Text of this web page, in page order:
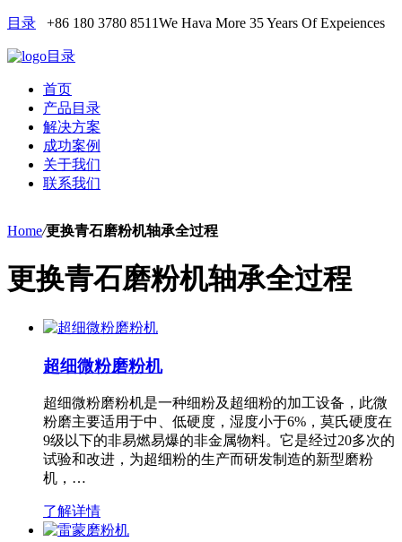
目录 +86 180 3780 8511We Hava More 35 Years Of Expeiences
目录
首页
产品目录
解决方案
成功案例
关于我们
联系我们
Home/更换青石磨粉机轴承全过程
更换青石磨粉机轴承全过程
超细微粉磨粉机
超细微粉磨粉机是一种细粉及超细粉的加工设备，此微
粉磨主要适用于中、低硬度，湿度小于6%，莫氏硬度在
9级以下的非易燃易爆的非金属物料。它是经过20多次的
试验和改进，为超细粉的生产而研发制造的新型磨粉
机，…
了解详情